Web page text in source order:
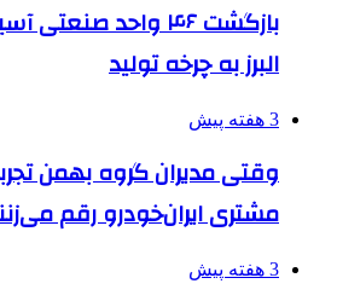
بازگشت ۴۶ واحد
البرز به چرخه تولید
3 هفته پیش
وقتی مدیران گروه بهمن
مشتری ایران‌خودرو رقم
3 هفته پیش